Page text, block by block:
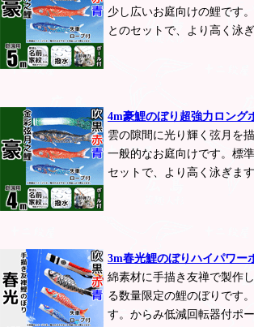
少し広いお庭向けの鯉です
とのセットで、より高く泳ぎ
4m豪鯉のぼり超強力ロング
雲の隙間に光り輝く弦月を
一般的なお庭向けです。標
セットで、より高く泳ぎます
3m春光鯉のぼりハイパワー
綿素材に手描き友禅で製作
る数量限定の鯉のぼりです
す。からみ低減回転器付ポ